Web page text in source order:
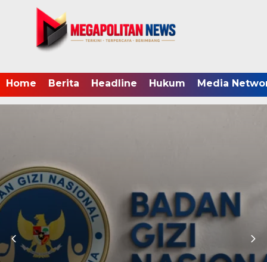
Home Berita Headline Hukum Media